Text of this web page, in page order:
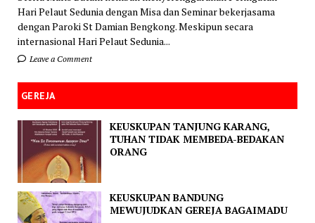
Hari Pelaut Sedunia dengan Misa dan Seminar bekerjasama
dengan Paroki St Damian Bengkong. Meskipun secara
internasional Hari Pelaut Sedunia...
Leave a Comment
GEREJA
KEUSKUPAN TANJUNG KARANG,
TUHAN TIDAK MEMBEDA-BEDAKAN
ORANG
KEUSKUPAN BANDUNG
MEWUJUDKAN GEREJA BAGAIMADU